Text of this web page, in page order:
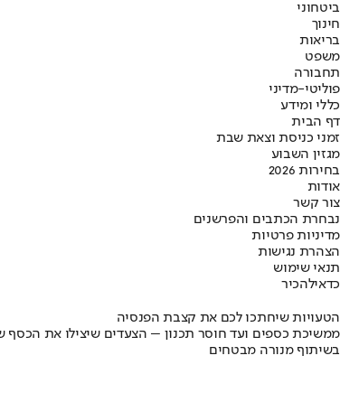
ביטחוני
חינוך
בריאות
משפט
תחבורה
פוליטי-מדיני
כללי ומידע
דף הבית
זמני כניסת וצאת שבת
מגזין השבוע
בחירות 2026
אודות
צור קשר
נבחרת הכתבים והפרשנים
מדיניות פרטיות
הצהרת נגישות
תנאי שימוש
כדאילהכיר
הטעויות שיחתכו לכם את קצבת הפנסיה
ממשיכת כספים ועד חוסר תכנון – הצעדים שיצילו את הכסף
בשיתוף מנורה מבטחים